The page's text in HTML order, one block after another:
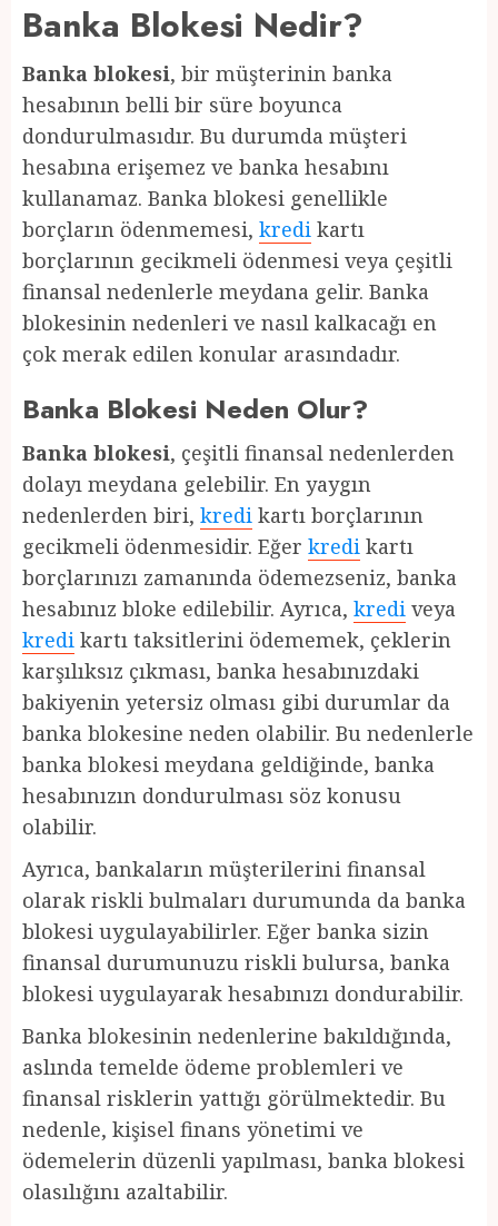
Banka Blokesi Nedir?
Banka blokesi, bir müşterinin banka
hesabının belli bir süre boyunca
dondurulmasıdır. Bu durumda müşteri
hesabına erişemez ve banka hesabını
kullanamaz. Banka blokesi genellikle
borçların ödenmemesi, kredi kartı
borçlarının gecikmeli ödenmesi veya çeşitli
finansal nedenlerle meydana gelir. Banka
blokesinin nedenleri ve nasıl kalkacağı en
çok merak edilen konular arasındadır.
Banka Blokesi Neden Olur?
Banka blokesi, çeşitli finansal nedenlerden
dolayı meydana gelebilir. En yaygın
nedenlerden biri, kredi kartı borçlarının
gecikmeli ödenmesidir. Eğer kredi kartı
borçlarınızı zamanında ödemezseniz, banka
hesabınız bloke edilebilir. Ayrıca, kredi veya
kredi kartı taksitlerini ödememek, çeklerin
karşılıksız çıkması, banka hesabınızdaki
bakiyenin yetersiz olması gibi durumlar da
banka blokesine neden olabilir. Bu nedenlerle
banka blokesi meydana geldiğinde, banka
hesabınızın dondurulması söz konusu
olabilir.
Ayrıca, bankaların müşterilerini finansal
olarak riskli bulmaları durumunda da banka
blokesi uygulayabilirler. Eğer banka sizin
finansal durumunuzu riskli bulursa, banka
blokesi uygulayarak hesabınızı dondurabilir.
Banka blokesinin nedenlerine bakıldığında,
aslında temelde ödeme problemleri ve
finansal risklerin yattığı görülmektedir. Bu
nedenle, kişisel finans yönetimi ve
ödemelerin düzenli yapılması, banka blokesi
olasılığını azaltabilir.